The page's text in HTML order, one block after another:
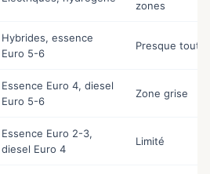
zones
Hybrides, essence
Euro 5-6
Presque
Essence Euro 4, diesel
Euro 5-6
Zone grise
Essence Euro 2-3,
diesel Euro 4
Limité